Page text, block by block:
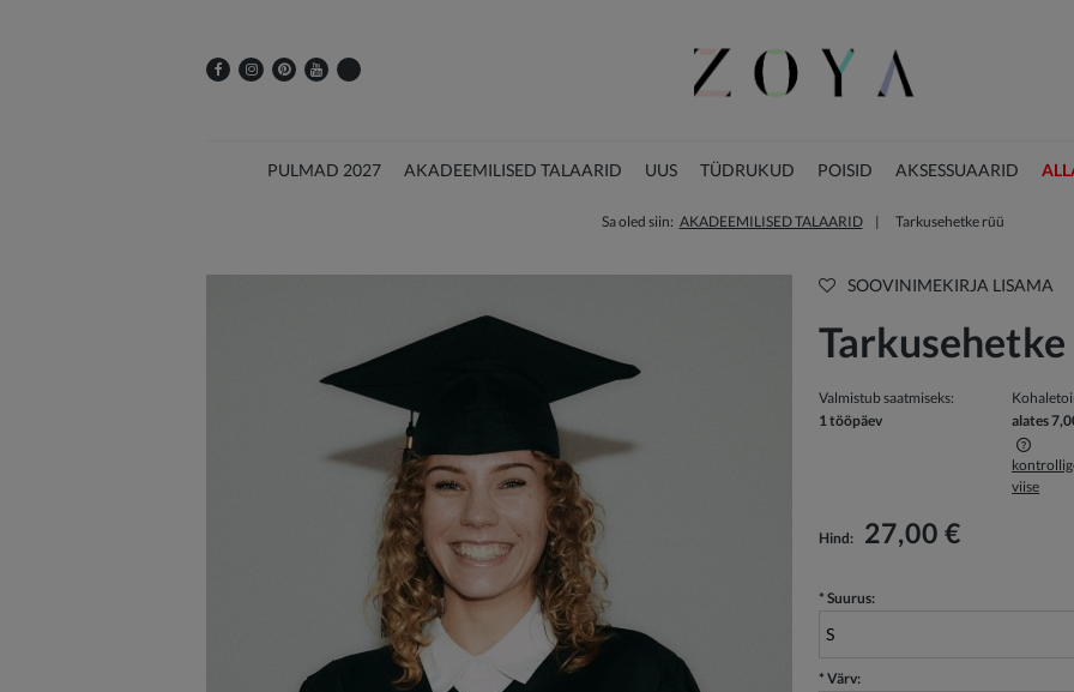
PULMAD 2027 AKADEEMILISED TALAARID UUS TÜDRUKUD POISID AKSESSUAARID
Sa oled siin: AKADEEMILISED TALAARID Tarkusehetke rüü
SOOVINIMEKIRJA LISAMA
Valmistub saatmiseks:
1 tööpäev
alates
viise
Hind: 27,00 €
* Suurus:
* Värv: